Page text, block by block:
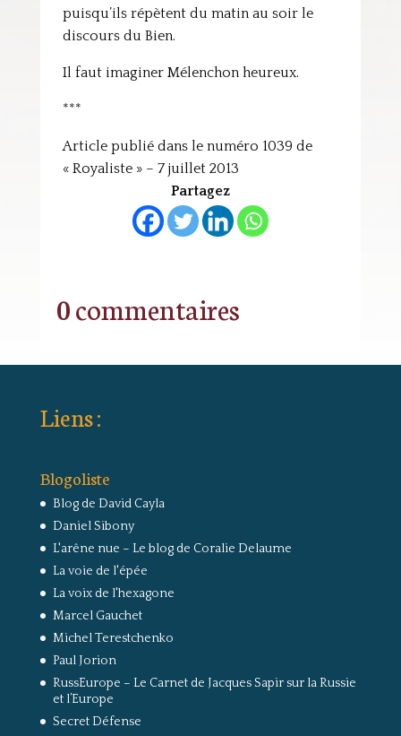
puisqu’ils répètent du matin au soir le
discours du Bien.
Il faut imaginer Mélenchon heureux.
***
Article publié dans le numéro 1039 de
« Royaliste » – 7 juillet 2013
Partagez
0 commentaires
Liens :
Blogoliste
Blog de David Cayla
Daniel Sibony
L'arêne nue – Le blog de Coralie Delaume
La voie de l'épée
La voix de l'hexagone
Marcel Gauchet
Michel Terestchenko
Paul Jorion
RussEurope – Le Carnet de Jacques Sapir sur la Russie
et l’Europe
Secret Défense